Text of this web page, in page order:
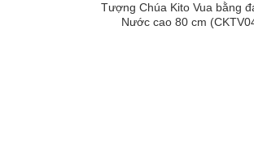
Tượng Chúa Kito Vua bằng
Nước cao 80 cm